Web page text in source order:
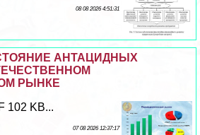
08 08 2026 4:51:31
АНТАЦИДНЫХ
РЫНКЕ
102 KB...
07 08 2026 12:37:17